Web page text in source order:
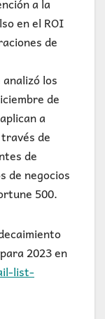
en el ROI
de
los
de
a
de
de
de negocios
500.
2023 en
list-